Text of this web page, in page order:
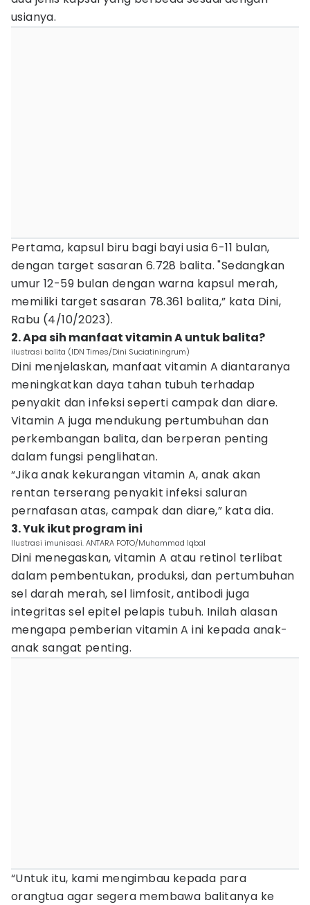
usianya.
Pertama, kapsul biru bagi bayi usia 6-11 bulan,
dengan target sasaran 6.728 balita. "Sedangkan
umur 12-59 bulan dengan warna kapsul merah,
memiliki target sasaran 78.361 balita,” kata Dini,
Rabu (4/10/2023).
2. Apa sih manfaat vitamin A untuk balita?
ilustrasi balita (IDN Times/Dini Suciatiningrum)
Dini menjelaskan, manfaat vitamin A diantaranya
meningkatkan daya tahan tubuh terhadap
penyakit dan infeksi seperti campak dan diare.
Vitamin A juga mendukung pertumbuhan dan
perkembangan balita, dan berperan penting
dalam fungsi penglihatan.
“Jika anak kekurangan vitamin A, anak akan
rentan terserang penyakit infeksi saluran
pernafasan atas, campak dan diare,” kata dia.
3. Yuk ikut program ini
Ilustrasi imunisasi. ANTARA FOTO/Muhammad Iqbal
Dini menegaskan, vitamin A atau retinol terlibat
dalam pembentukan, produksi, dan pertumbuhan
sel darah merah, sel limfosit, antibodi juga
integritas sel epitel pelapis tubuh. Inilah alasan
mengapa pemberian vitamin A ini kepada anak-
anak sangat penting.
“Untuk itu, kami mengimbau kepada para
orangtua agar segera membawa balitanya ke